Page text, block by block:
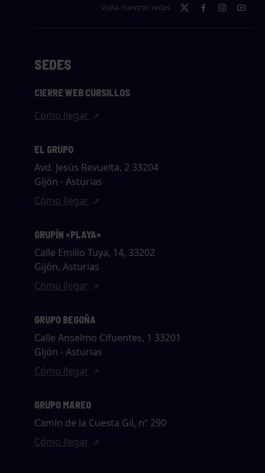
Visita nuestras redes
SEDES
CIERRE WEB CURSILLOS
Cómo llegar
EL GRUPO
Avd. Jesús Revuelta, 2 33204
Gijón - Asturias
Cómo llegar
GRUPÍN «PLAYA»
Calle Emilio Tuya, 14, 33202
Gijón, Asturias
Cómo llegar
GRUPO BEGOÑA
Calle Anselmo Cifuentes, 1 33201
Gijón - Asturias
Cómo llegar
GRUPO MAREO
Camín de la Cuesta Gil, nº 290
Cómo llegar